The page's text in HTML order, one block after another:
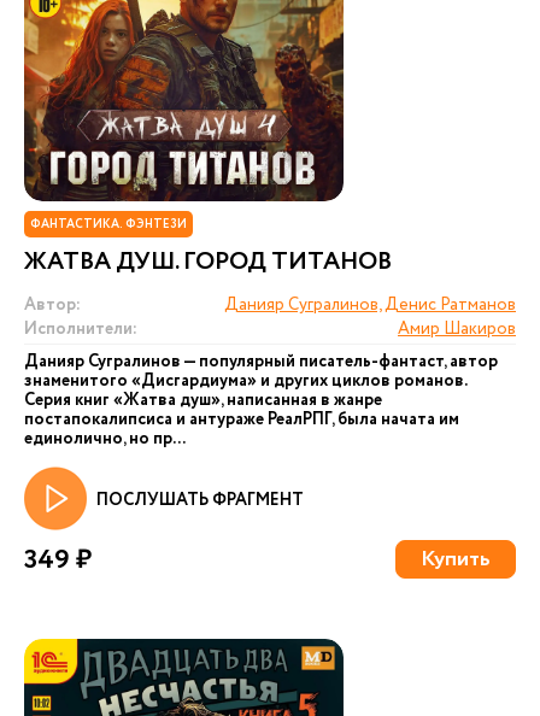
ФАНТАСТИКА. ФЭНТЕЗИ
ЖАТВА ДУШ. ГОРОД ТИТАНОВ
Автор:
Данияр Сугралинов, Денис Ратманов
Исполнители:
Амир Шакиров
Данияр Сугралинов — популярный писатель-фантаст, автор
знаменитого «Дисгардиума» и других циклов романов.
Серия книг «Жатва душ», написанная в жанре
постапокалипсиса и антураже РеалРПГ, была начата им
единолично, но пр...
ПОСЛУШАТЬ ФРАГМЕНТ
349 ₽ Купить